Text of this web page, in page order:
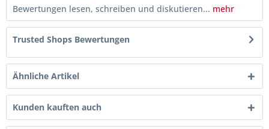
Bewertungen lesen, schreiben und diskutieren... mehr
Trusted Shops Bewertungen
Ähnliche Artikel
Kunden kauften auch